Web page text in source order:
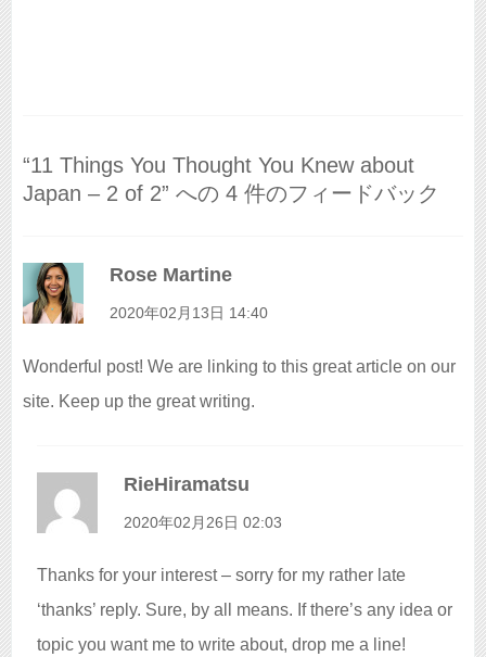
“11 Things You Thought You Knew about
Japan – 2 of 2” への 4 件のフィードバック
Rose Martine
:
2020年02月13日 14:40
Wonderful post! We are linking to this great article on our
site. Keep up the great writing.
RieHiramatsu
:
2020年02月26日 02:03
Thanks for your interest – sorry for my rather late
‘thanks’ reply. Sure, by all means. If there’s any idea or
topic you want me to write about, drop me a line!